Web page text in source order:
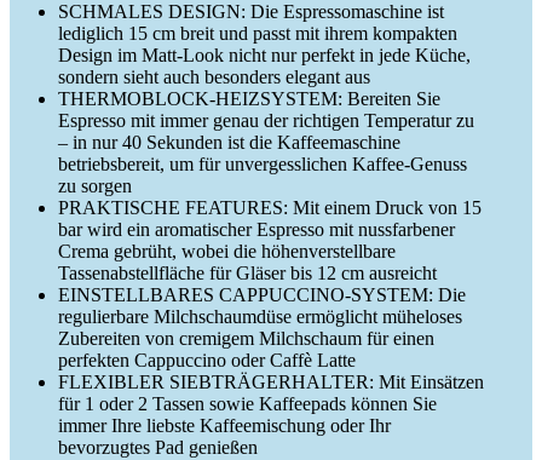
SCHMALES DESIGN: Die Espressomaschine ist
lediglich 15 cm breit und passt mit ihrem kompakten
Design im Matt-Look nicht nur perfekt in jede Küche,
sondern sieht auch besonders elegant aus
THERMOBLOCK-HEIZSYSTEM: Bereiten Sie
Espresso mit immer genau der richtigen Temperatur zu
– in nur 40 Sekunden ist die Kaffeemaschine
betriebsbereit, um für unvergesslichen Kaffee-Genuss
zu sorgen
PRAKTISCHE FEATURES: Mit einem Druck von 15
bar wird ein aromatischer Espresso mit nussfarbener
Crema gebrüht, wobei die höhenverstellbare
Tassenabstellfläche für Gläser bis 12 cm ausreicht
EINSTELLBARES CAPPUCCINO-SYSTEM: Die
regulierbare Milchschaumdüse ermöglicht müheloses
Zubereiten von cremigem Milchschaum für einen
perfekten Cappuccino oder Caffè Latte
FLEXIBLER SIEBTRÄGERHALTER: Mit Einsätzen
für 1 oder 2 Tassen sowie Kaffeepads können Sie
immer Ihre liebste Kaffeemischung oder Ihr
bevorzugtes Pad genießen